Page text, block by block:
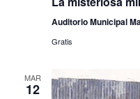
Auditorio Municipal
Gratis
MAR
12